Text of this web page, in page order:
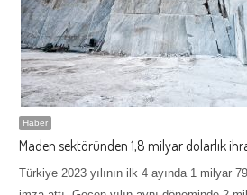
Haber
Maden sektöründen 1,8 milyar dolarlık
Türkiye 2023 yılının ilk 4 ayında 1 milyar